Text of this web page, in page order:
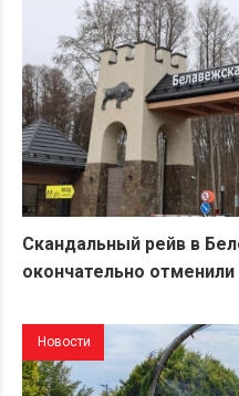
Скандальный рейв в
окончательно
Новости